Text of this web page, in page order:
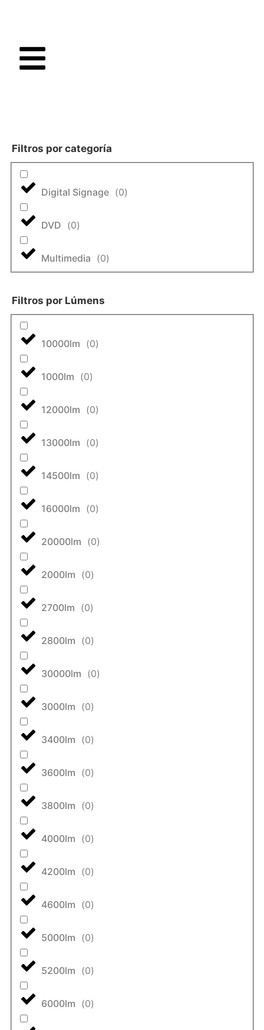
Filtros por categoría
Digital Signage (0)
DVD (0)
Multimedia (0)
Filtros por Lúmens
10000lm (0)
1000lm (0)
12000lm (0)
13000lm (0)
14500lm (0)
16000lm (0)
20000lm (0)
2000lm (0)
2700lm (0)
2800lm (0)
30000lm (0)
3000lm (0)
3400lm (0)
3600lm (0)
3800lm (0)
4000lm (0)
4200lm (0)
4600lm (0)
5000lm (0)
5200lm (0)
6000lm (0)